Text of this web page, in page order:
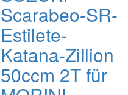
Scarabeo-SR-
Estilete-
Katana-Zillion
50ccm 2T für